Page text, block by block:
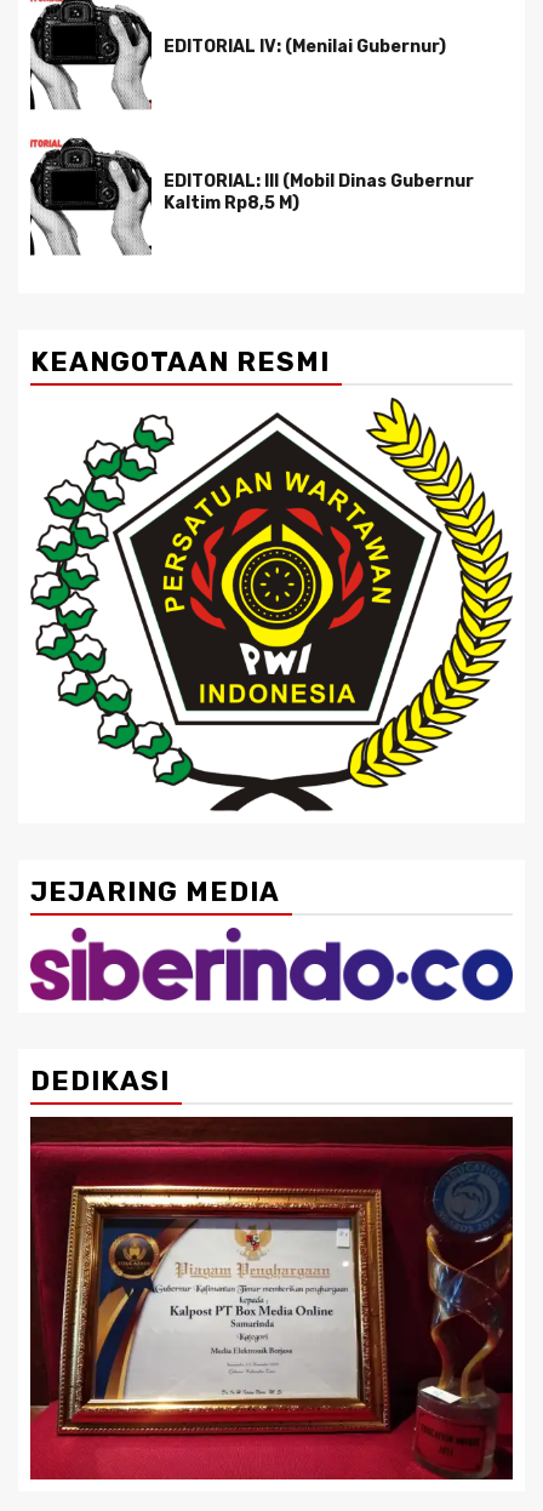
EDITORIAL IV: (Menilai Gubernur)
EDITORIAL: III (Mobil Dinas Gubernur
Kaltim Rp8,5 M)
KEANGOTAAN RESMI
JEJARING MEDIA
DEDIKASI